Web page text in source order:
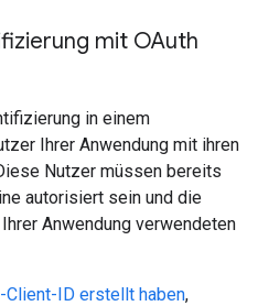
mit OAuth
in einem
Ihrer Anwendung mit ihren
Nutzer müssen bereits
autorisiert sein und die
Anwendung verwendeten
Client-ID erstellt haben,